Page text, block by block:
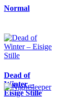
Normal
Dead of
Winter –
Eisige Stille